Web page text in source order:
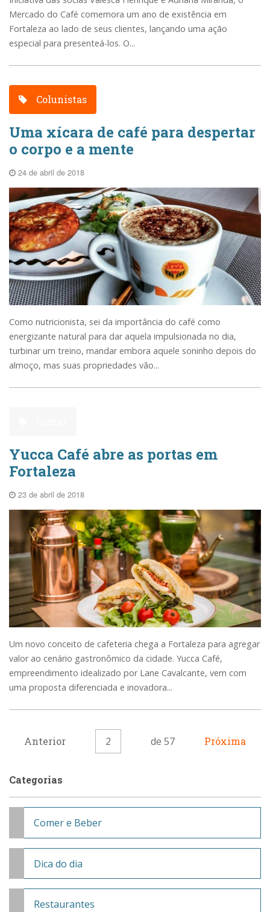
Mercado do Café comemora um ano de existência em
Fortaleza ao lado de seus clientes, lançando uma ação
especial para presenteá-los. O...
Colunistas
Uma xícara de café para despertar
o corpo e a mente
24 de abril de 2018
Como nutricionista, sei da importância do café como
energizante natural para dar aquela impulsionada no dia,
turbinar um treino, mandar embora aquele soninho depois do
almoço, mas suas propriedades vão...
Yucca Café abre as portas em
Fortaleza
23 de abril de 2018
Um novo conceito de cafeteria chega a Fortaleza para agregar
valor ao cenário gastronômico da cidade. Yucca Café,
empreendimento idealizado por Lane Cavalcante, vem com
uma proposta diferenciada e inovadora...
Anterior 2 de 57 Próxima
Categorias
Comer e Beber
Dica do dia
Restaurantes